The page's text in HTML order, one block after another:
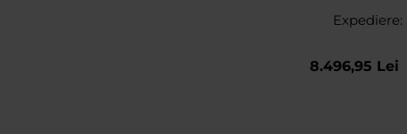
Expediere:
8.496,95 Lei